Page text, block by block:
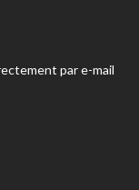
par e-mail